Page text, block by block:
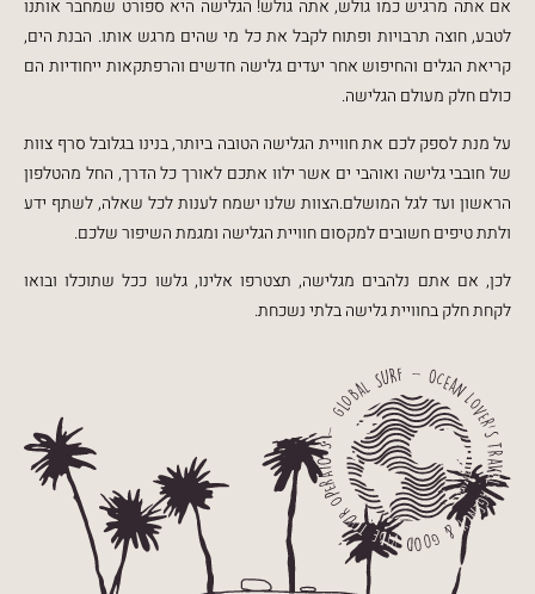
אם אתה מרגיש כמו גולש, אתה גולש! הגלישה היא ספורט שמחבר אותנו
לטבע, חוצה תרבויות ופתוח לקבל את כל מי שהים מרגש אותו. הבנת הים,
קריאת הגלים והחיפוש אחר יעדים גלישה חדשים והרפתקאות ייחודיות הם
כולם חלק מעולם הגלישה.
על מנת לספק לכם את חוויית הגלישה הטובה ביותר, בנינו בגלובל סרף צוות
של חובבי גלישה ואוהבי ים אשר ילוו אתכם לאורך כל הדרך, החל מהטלפון
הראשון ועד לגל המושלם.הצוות שלנו ישמח לענות לכל שאלה, לשתף ידע
ולתת טיפים חשובים למקסום חוויית הגלישה ומגמת השיפור שלכם.
לכן, אם אתם נלהבים מגלישה, תצטרפו אלינו, גלשו ככל שתוכלו ובואו
לקחת חלק בחוויית גלישה בלתי נשכחת.